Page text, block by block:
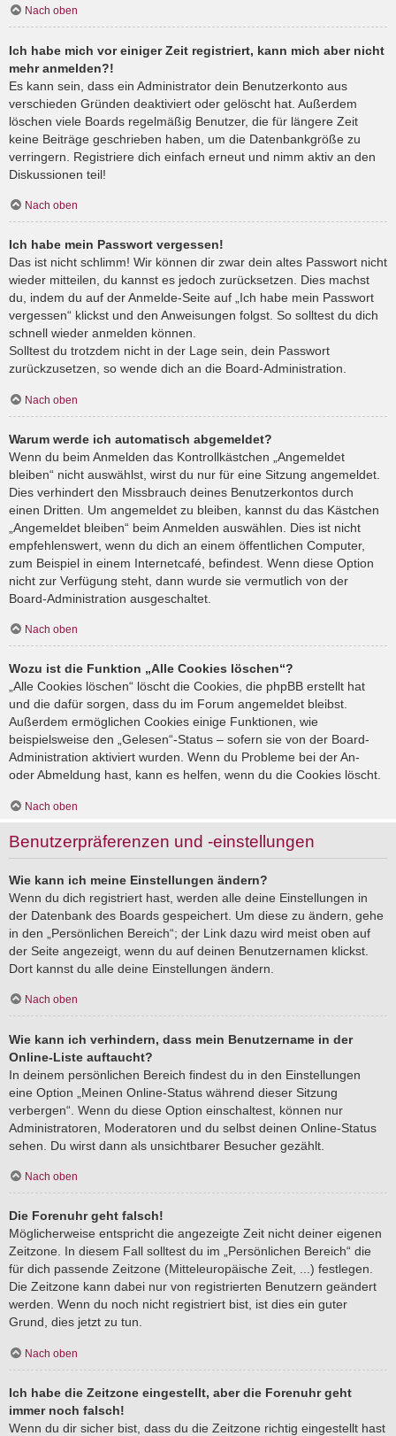
Nach oben
Ich habe mich vor einiger Zeit registriert, kann mich aber nicht
mehr anmelden?!
Es kann sein, dass ein Administrator dein Benutzerkonto aus
verschieden Gründen deaktiviert oder gelöscht hat. Außerdem
löschen viele Boards regelmäßig Benutzer, die für längere Zeit
keine Beiträge geschrieben haben, um die Datenbankgröße zu
verringern. Registriere dich einfach erneut und nimm aktiv an den
Diskussionen teil!
Nach oben
Ich habe mein Passwort vergessen!
Das ist nicht schlimm! Wir können dir zwar dein altes Passwort nicht
wieder mitteilen, du kannst es jedoch zurücksetzen. Dies machst
du, indem du auf der Anmelde-Seite auf „Ich habe mein Passwort
vergessen“ klickst und den Anweisungen folgst. So solltest du dich
schnell wieder anmelden können.
Solltest du trotzdem nicht in der Lage sein, dein Passwort
zurückzusetzen, so wende dich an die Board-Administration.
Nach oben
Warum werde ich automatisch abgemeldet?
Wenn du beim Anmelden das Kontrollkästchen „Angemeldet
bleiben“ nicht auswählst, wirst du nur für eine Sitzung angemeldet.
Dies verhindert den Missbrauch deines Benutzerkontos durch
einen Dritten. Um angemeldet zu bleiben, kannst du das Kästchen
„Angemeldet bleiben“ beim Anmelden auswählen. Dies ist nicht
empfehlenswert, wenn du dich an einem öffentlichen Computer,
zum Beispiel in einem Internetcafé, befindest. Wenn diese Option
nicht zur Verfügung steht, dann wurde sie vermutlich von der
Board-Administration ausgeschaltet.
Nach oben
Wozu ist die Funktion „Alle Cookies löschen“?
„Alle Cookies löschen“ löscht die Cookies, die phpBB erstellt hat
und die dafür sorgen, dass du im Forum angemeldet bleibst.
Außerdem ermöglichen Cookies einige Funktionen, wie
beispielsweise den „Gelesen“-Status – sofern sie von der Board-
Administration aktiviert wurden. Wenn du Probleme bei der An-
oder Abmeldung hast, kann es helfen, wenn du die Cookies löscht.
Nach oben
Benutzerpräferenzen und -einstellungen
Wie kann ich meine Einstellungen ändern?
Wenn du dich registriert hast, werden alle deine Einstellungen in
der Datenbank des Boards gespeichert. Um diese zu ändern, gehe
in den „Persönlichen Bereich“; der Link dazu wird meist oben auf
der Seite angezeigt, wenn du auf deinen Benutzernamen klickst.
Dort kannst du alle deine Einstellungen ändern.
Nach oben
Wie kann ich verhindern, dass mein Benutzername in der
Online-Liste auftaucht?
In deinem persönlichen Bereich findest du in den Einstellungen
eine Option „Meinen Online-Status während dieser Sitzung
verbergen“. Wenn du diese Option einschaltest, können nur
Administratoren, Moderatoren und du selbst deinen Online-Status
sehen. Du wirst dann als unsichtbarer Besucher gezählt.
Nach oben
Die Forenuhr geht falsch!
Möglicherweise entspricht die angezeigte Zeit nicht deiner eigenen
Zeitzone. In diesem Fall solltest du im „Persönlichen Bereich“ die
für dich passende Zeitzone (Mitteleuropäische Zeit, ...) festlegen.
Die Zeitzone kann dabei nur von registrierten Benutzern geändert
werden. Wenn du noch nicht registriert bist, ist dies ein guter
Grund, dies jetzt zu tun.
Nach oben
Ich habe die Zeitzone eingestellt, aber die Forenuhr geht
immer noch falsch!
Wenn du dir sicher bist, dass du die Zeitzone richtig eingestellt hast